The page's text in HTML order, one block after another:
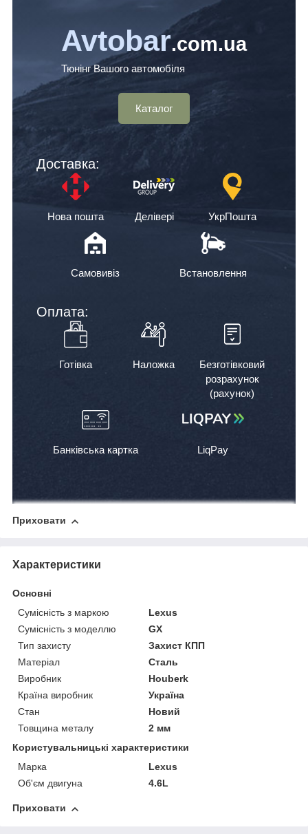
Avtobar.com.ua
Тюнінг Вашого автомобіля
Каталог
Доставка:
Нова пошта Делівері УкрПошта
Самовивіз Встановлення
Оплата:
Готівка Наложка
Безготівковий
розрахунок
(рахунок)
Банківська картка LiqPay
Приховати
Характеристики
Основні
Сумісність з маркою
Lexus
Сумісність з моделлю
GX
Тип захисту
Захист КПП
Матеріал
Сталь
Виробник
Houberk
Країна виробник
Україна
Стан
Новий
Товщина металу
2 мм
Користувальницькі характеристики
Марка
Lexus
Об'єм двигуна
4.6L
Приховати